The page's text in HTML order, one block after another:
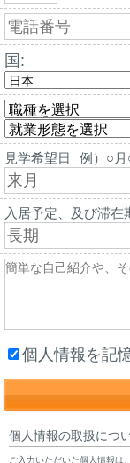
国:
見学希望日 例）○
入居予定、及び滞在
個人情報を記
個人情報の取扱につ
ご入力いただいた個人情報は